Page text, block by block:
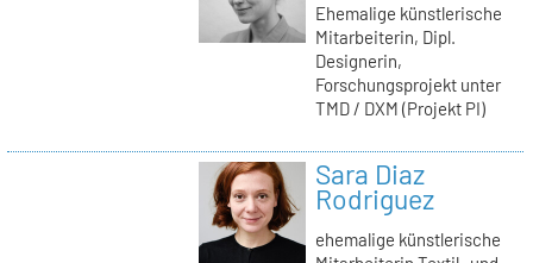
Ehemalige künstlerische
Mitarbeiterin, Dipl.
Designerin,
Forschungsprojekt unter
TMD / DXM (Projekt PI)
Sara Diaz
Rodriguez
ehemalige künstlerische